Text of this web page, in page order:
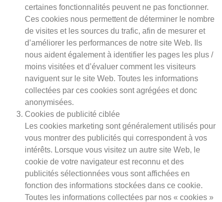
certaines fonctionnalités peuvent ne pas fonctionner.
Ces cookies nous permettent de déterminer le nombre
de visites et les sources du trafic, afin de mesurer et
d’améliorer les performances de notre site Web. Ils
nous aident également à identifier les pages les plus /
moins visitées et d’évaluer comment les visiteurs
naviguent sur le site Web. Toutes les informations
collectées par ces cookies sont agrégées et donc
anonymisées.
Cookies de publicité ciblée
Les cookies marketing sont généralement utilisés pour
vous montrer des publicités qui correspondent à vos
intérêts. Lorsque vous visitez un autre site Web, le
cookie de votre navigateur est reconnu et des
publicités sélectionnées vous sont affichées en
fonction des informations stockées dans ce cookie.
Toutes les informations collectées par nos « cookies »